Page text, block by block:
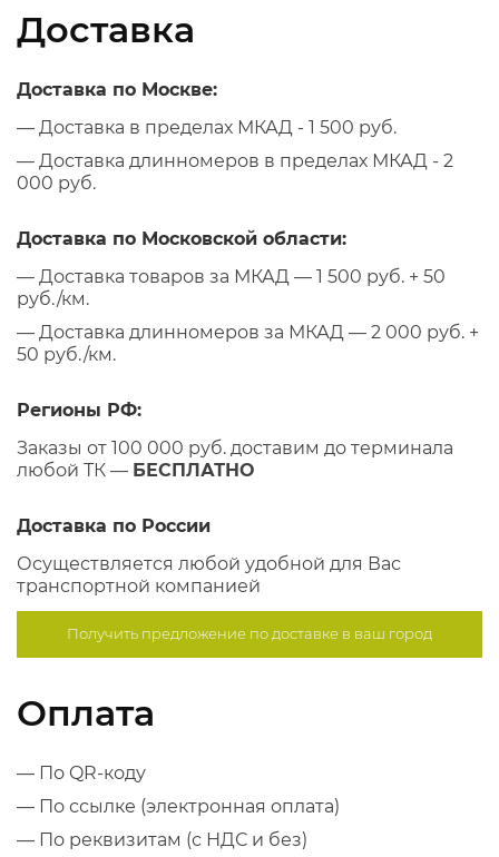
Доставка
Доставка по Москве:
— Доставка в пределах МКАД - 1 500 руб.
— Доставка длинномеров в пределах МКАД - 2
000 руб.
Доставка по Московской области:
— Доставка товаров за МКАД — 1 500 руб. + 50
руб./км.
— Доставка длинномеров за МКАД — 2 000 руб. +
50 руб./км.
Регионы РФ:
Заказы от 100 000 руб. доставим до терминала
любой ТК — БЕСПЛАТНО
Доставка по России
Осуществляется любой удобной для Вас
транспортной компанией
Получить предложение подоставке в ваш город
Оплата
— По QR-коду
— По ссылке (электронная оплата)
— По реквизитам (с НДС и без)